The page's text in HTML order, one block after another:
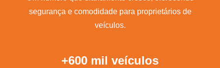
segurança e comodidade para proprietários de
veículos.
+600 mil veículos